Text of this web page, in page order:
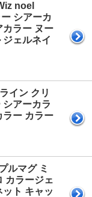
noel
シアーカ
カラー ヌー
ジェルネイ
イン クリ
アーカラ
ラー カラー
ルマグ ミ
カラージェ
ト キャッ